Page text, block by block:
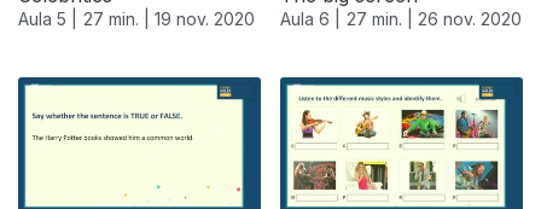
Aula 5 | 27 min. | 19 nov. 2020 Aula 6 | 27 min. | 26 nov. 2020